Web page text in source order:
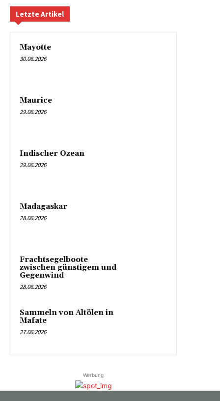
Letzte Artikel
Mayotte
30.06.2026
Maurice
29.06.2026
Indischer Ozean
29.06.2026
Madagaskar
28.06.2026
Frachtsegelboote
zwischen günstigem und
Gegenwind
28.06.2026
Sammeln von Altölen in
Mafate
27.06.2026
Werbung